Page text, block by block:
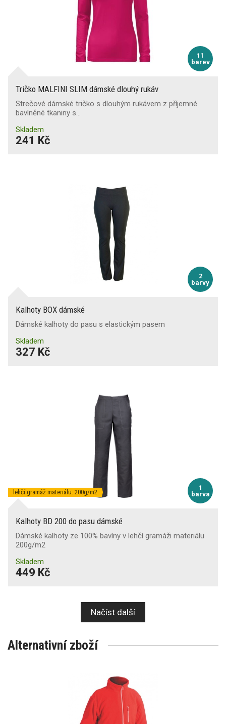
11
barev
Tričko MALFINI SLIM dámské dlouhý rukáv
Strečové dámské tričko s dlouhým rukávem z příjemné
bavlněné tkaniny s…
Skladem
241 Kč
2
barvy
Kalhoty BOX dámské
Dámské kalhoty do pasu s elastickým pasem
Skladem
327 Kč
1
barva
lehčí gramáž materiálu: 200g/m2
Kalhoty BD 200 do pasu dámské
Dámské kalhoty ze 100% bavlny v lehčí gramáži materiálu
200g/m2
Skladem
449 Kč
Načíst další
Alternativní zboží